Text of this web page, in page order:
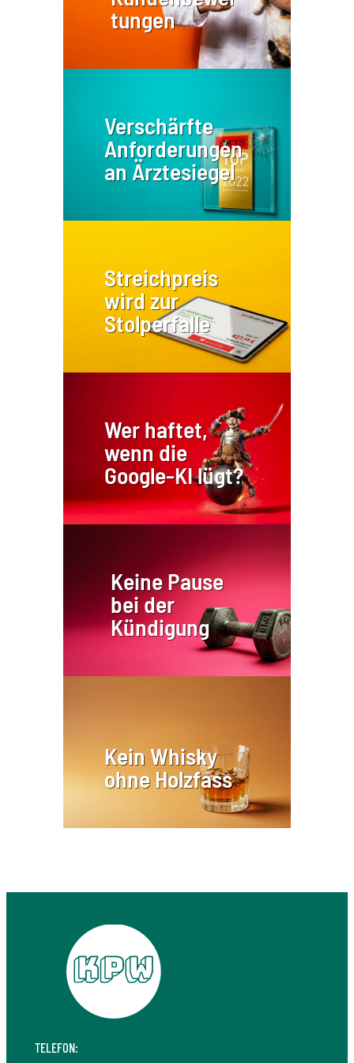
tungen
Verschärfte
Anforderungen
an Ärztesiegel
Streichpreis
wird zur
Stolperfalle
Wer haftet,
wenn die
Google-KI lügt?
Keine Pause
bei der
Kündigung
Kein Whisky
ohne Holzfass
TELEFON: